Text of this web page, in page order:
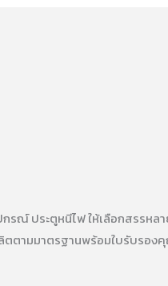
รณ์ ประตูหนีไฟ ให้เลือกสรรห
ตตามมาตรฐานพร้อมใบรับรอ